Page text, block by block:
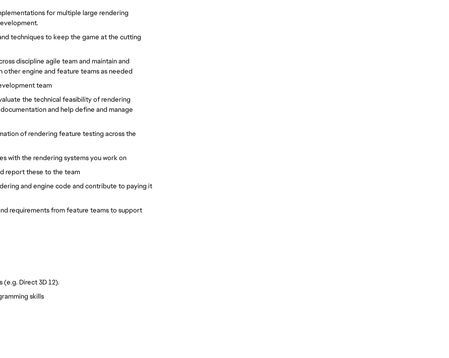
for multiple large rendering
techniques to keep the game at the cutting
discipline agile team and maintain and
engine and feature teams as needed
team
the technical feasibility of rendering
and help define and manage
of rendering feature testing across the
with the rendering systems you work on
report these to the team
and engine code and contribute to paying it
requirements from feature teams to support
(e.g. Direct 3D 12).
skills